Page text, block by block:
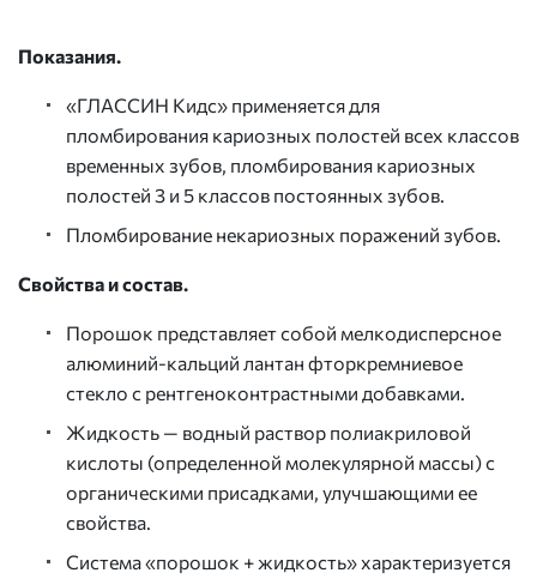
Показания.
«ГЛАССИН Кидс» применяется для
пломбирования кариозных полостей всех классов
временных зубов, пломбирования кариозных
полостей 3 и 5 классов постоянных зубов.
Пломбирование некариозных поражений зубов.
Свойства и состав.
Порошок представляет собой мелкодисперсное
алюминий-кальций лантан фторкремниевое
стекло с рентгеноконтрастными добавками.
Жидкость — водный раствор полиакриловой
кислоты (определенной молекулярной массы) с
органическими присадками, улучшающими ее
свойства.
Система «порошок + жидкость» характеризуется